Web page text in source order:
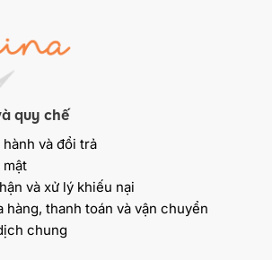
quy chế
và đổi trả
và xử lý khiếu nại
hàng, thanh toán và vận chuyển
chung